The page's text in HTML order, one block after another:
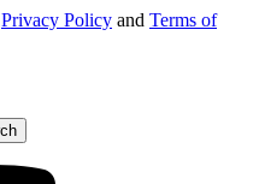
Privacy Policy and Terms of